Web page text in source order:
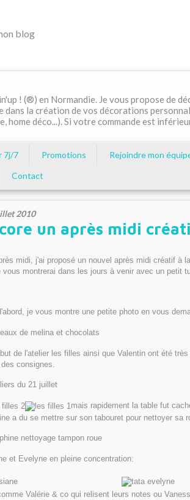
blog
! (®) en Normandie. Je vous propose de
dans la création de vos décorations
déco...). Si votre commande est
7j/7 Promotions Rejoindre mon
Contact
2010
un après midi
midi, j'ai proposé un nouvel après midi créatif à
vous montrerai dans les jours à venir avec un petit
je vous montre une petite photo en vous
de l'atelier les filles ainsi que Valentin ont été
consignes.
mais rapidement la table fut
a du se mettre sur son tabouret pour nettoyer sa
et Evelyne en pleine concentration:
Valérie & co qui relisent leurs notes ou